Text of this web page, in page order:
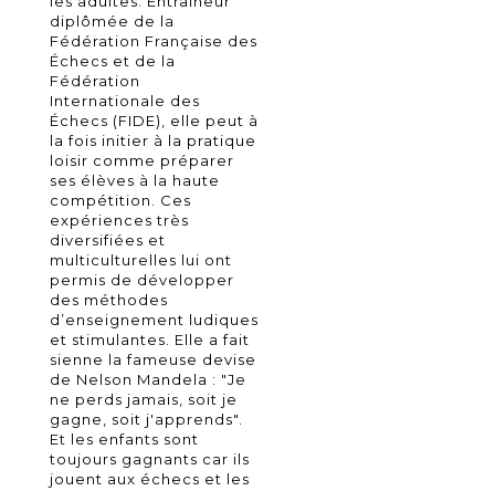
diplômée de la
Fédération Française des
Échecs et de la
Fédération
Internationale des
Échecs (FIDE), elle peut à
la fois initier à la pratique
loisir comme préparer
ses élèves à la haute
compétition. Ces
expériences très
diversifiées et
multiculturelles lui ont
permis de développer
des méthodes
d’enseignement ludiques
et stimulantes. Elle a fait
sienne la fameuse devise
de Nelson Mandela : "Je
ne perds jamais, soit je
gagne, soit j'apprends".
Et les enfants sont
toujours gagnants car ils
jouent aux échecs et les